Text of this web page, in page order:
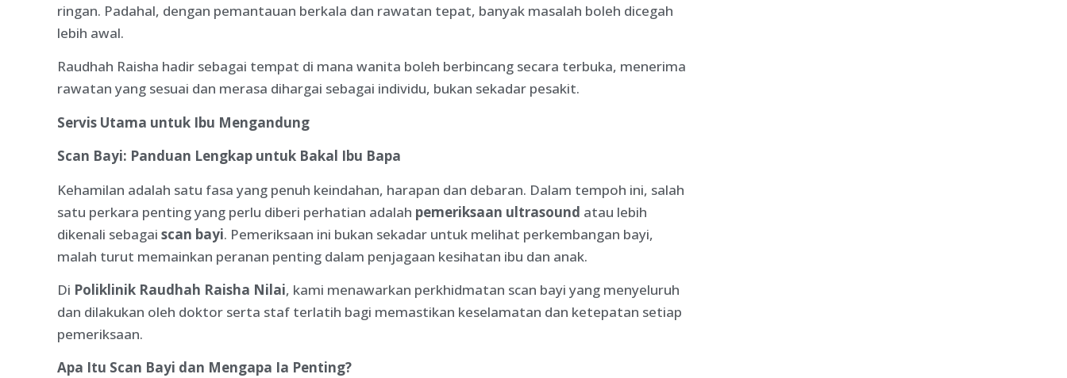
ringan. Padahal, dengan pemantauan berkala dan rawatan tepat, banyak masalah boleh dicegah
lebih awal.
Raudhah Raisha hadir sebagai tempat di mana wanita boleh berbincang secara terbuka, menerima
rawatan yang sesuai dan merasa dihargai sebagai individu, bukan sekadar pesakit.
Servis Utama untuk Ibu Mengandung
Scan Bayi: Panduan Lengkap untuk Bakal Ibu Bapa
Kehamilan adalah satu fasa yang penuh keindahan, harapan dan debaran. Dalam tempoh ini, salah
satu perkara penting yang perlu diberi perhatian adalah pemeriksaan ultrasound atau lebih
dikenali sebagai scan bayi. Pemeriksaan ini bukan sekadar untuk melihat perkembangan bayi,
malah turut memainkan peranan penting dalam penjagaan kesihatan ibu dan anak.
Di Poliklinik Raudhah Raisha Nilai, kami menawarkan perkhidmatan scan bayi yang menyeluruh
dan dilakukan oleh doktor serta staf terlatih bagi memastikan keselamatan dan ketepatan setiap
pemeriksaan.
Apa Itu Scan Bayi dan Mengapa Ia Penting?